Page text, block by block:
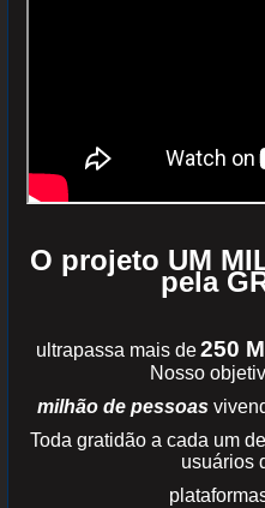
O projeto UM
pela
ultrapassa mais de250
Nosso
milhão de pessoas
Toda gratidão a cada um
usuários